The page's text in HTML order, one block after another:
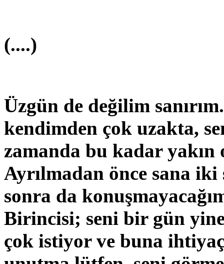
(....)
Üzgün de değilim
kendimden çok uzakta,
zamanda bu kadar yakın
Ayrılmadan önce sana
sonra da
Birincisi; seni bir gün
çok istiyor ve buna